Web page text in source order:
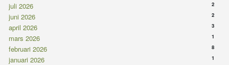
juli 2026
2
juni 2026 2
april 2026 3
mars 2026 1
februari 2026 8
januari 2026 1